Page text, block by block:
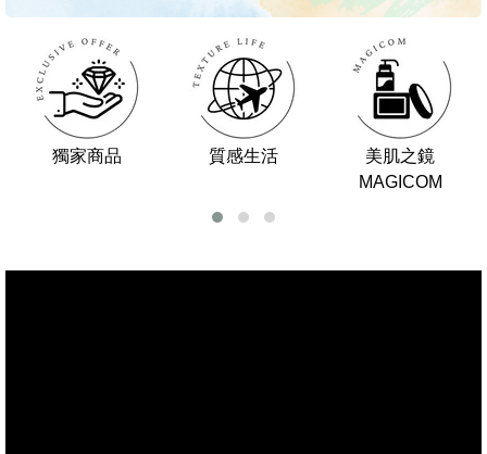
獨家商品 質感生活
美肌之鏡
MAGICOM